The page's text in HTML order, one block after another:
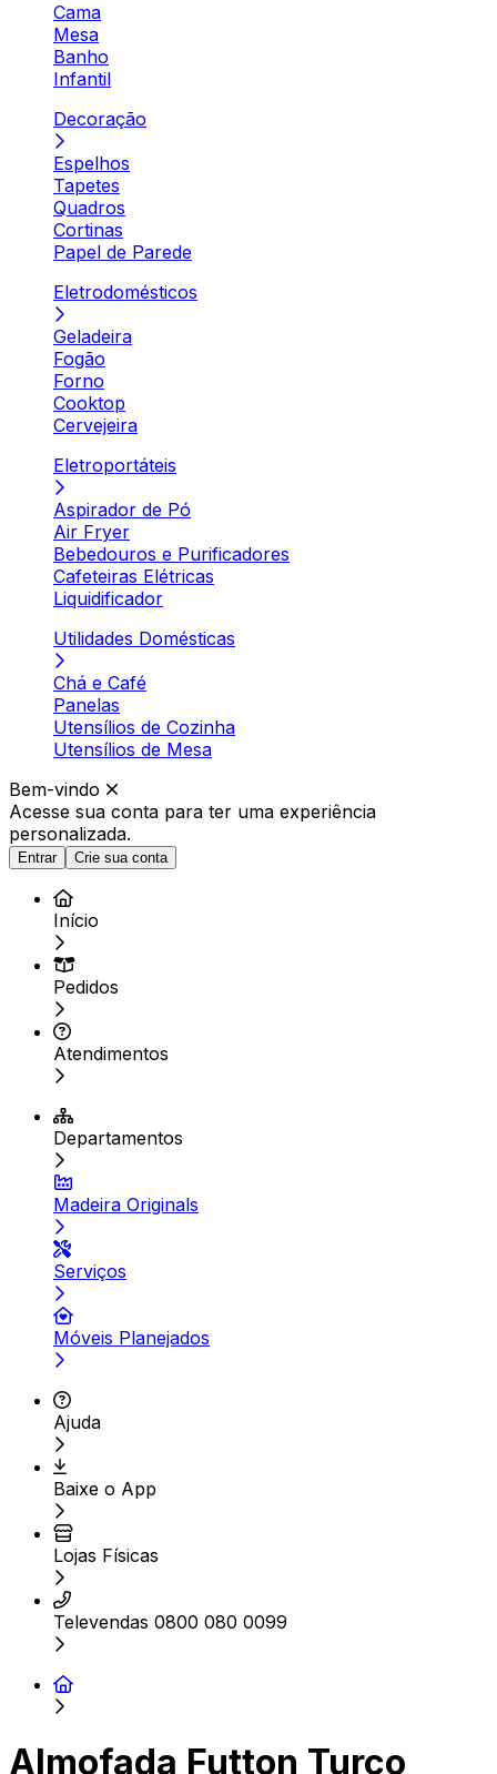
Cama
Mesa
Banho
Infantil
Decoração
Espelhos
Tapetes
Quadros
Cortinas
Papel de Parede
Eletrodomésticos
Geladeira
Fogão
Forno
Cooktop
Cervejeira
Eletroportáteis
Aspirador de Pó
Air Fryer
Bebedouros e Purificadores
Cafeteiras Elétricas
Liquidificador
Utilidades Domésticas
Chá e Café
Panelas
Utensílios de Cozinha
Utensílios de Mesa
Bem-vindo
Acesse sua conta para ter uma experiência
personalizada.
Entrar Crie sua conta
Início
Pedidos
Atendimentos
Departamentos
Madeira Originals
Serviços
Móveis Planejados
Ajuda
Baixe o App
Lojas Físicas
Televendas 0800 080 0099
Almofada Futton Turco